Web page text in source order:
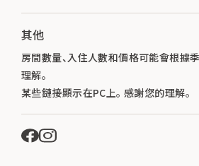
其他
房間數量、入住人數和價格可能會根據
理解。
某些鏈接顯示在PC上。 感謝您的理解。